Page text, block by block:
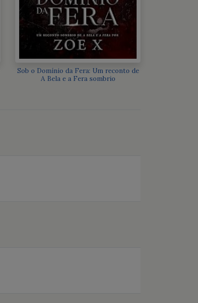
Sob o Domínio da Fera: Um reconto de
A Bela e a Fera sombrio